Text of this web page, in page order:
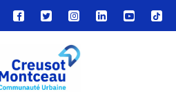
Lien
vers
compte
Facebook
Lien
vers
compte
Twitter
Lien
vers
le
compte
Lien
vers
Lien
vers
Lien
vers